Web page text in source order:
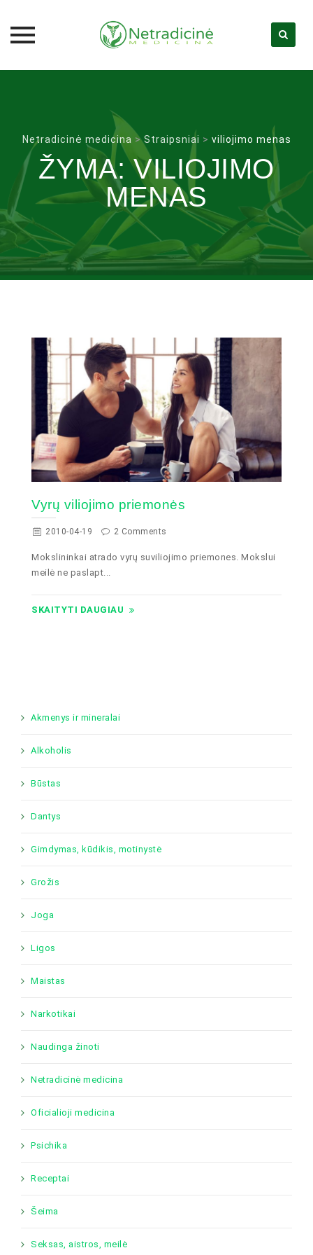
Netradicinė medicina >Straipsniai > viliojimo menas
ŽYMA:VILIOJIMO
MENAS
Vyrų viliojimo priemonės
2010-04-19 2 Comments
Mokslininkai atrado vyrų suviliojimo priemones. Mokslui
meilė ne paslapt...
SKAITYTI DAUGIAU
Akmenys ir mineralai
Alkoholis
Būstas
Dantys
Gimdymas, kūdikis, motinystė
Grožis
Joga
Ligos
Maistas
Narkotikai
Naudinga žinoti
Netradicinė medicina
Oficialioji medicina
Psichika
Receptai
Šeima
Seksas, aistros, meilė